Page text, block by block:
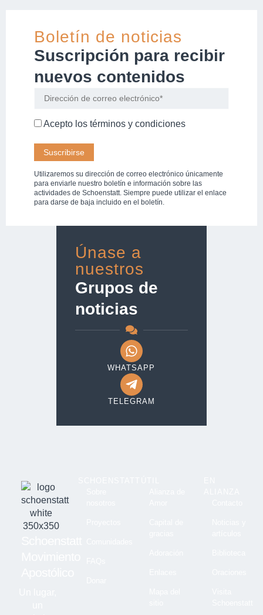
Boletín de noticias
Suscripción para recibir
nuevos contenidos
Acepto los términos y condiciones
Utilizaremos su dirección de correo electrónico únicamente
para enviarle nuestro boletín e información sobre las
actividades de Schoenstatt. Siempre puede utilizar el enlace
para darse de baja incluido en el boletín.
Únase a
nuestros
Grupos de
noticias
WHATSAPP
TELEGRAM